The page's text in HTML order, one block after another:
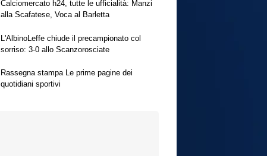
Calciomercato h24, tutte le ufficialità: Manzi
alla Scafatese, Voca al Barletta
L'AlbinoLeffe chiude il precampionato col
sorriso: 3-0 allo Scanzorosciate
Rassegna stampa Le prime pagine dei
quotidiani sportivi